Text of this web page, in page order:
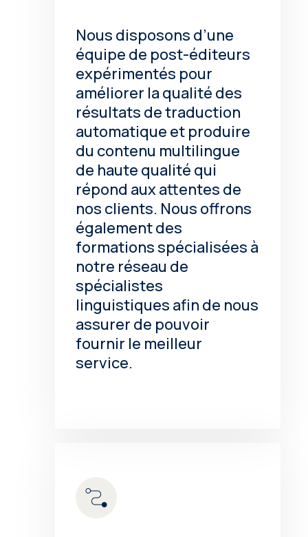
Nous disposons d’une
équipe de post-éditeurs
expérimentés pour
améliorer la qualité des
résultats de traduction
automatique et produire
du contenu multilingue
de haute qualité qui
répond aux attentes de
nos clients. Nous offrons
également des
formations spécialisées à
notre réseau de
spécialistes
linguistiques afin de nous
assurer de pouvoir
fournir le meilleur
service.